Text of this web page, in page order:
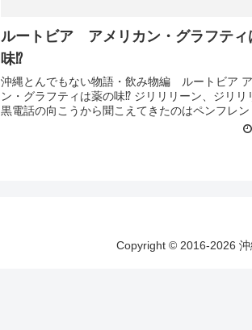
ルートビア アメリカン・グラフティ
味⁉︎
沖縄とんでもない物語・飲み物編 ルートビア
ン・グラフティは薬の味⁉︎ ジリリリーン、ジリ
黒電話の向こうから聞こえてきたのはペンフレン
の声。「アナタとワタシに行きませんか？って誘
Copyright © 2016-2026 沖